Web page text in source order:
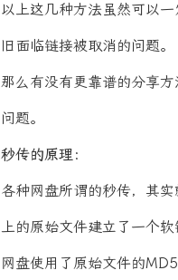
以上这几种方法虽然可以
旧面临链接被取消的问题。
那么有没有更靠谱的分享
问题。
秒传的原理：
各种网盘所谓的秒传，其
上的原始文件建立了一个
网盘使用了原始文件的